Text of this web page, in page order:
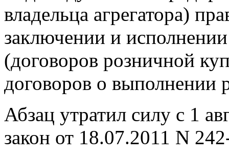
владельца агрегатора)
заключении и
(договоров розничной
договоров о выполнении
Абзац утратил силу с 1
закон от 18.07.2011 N